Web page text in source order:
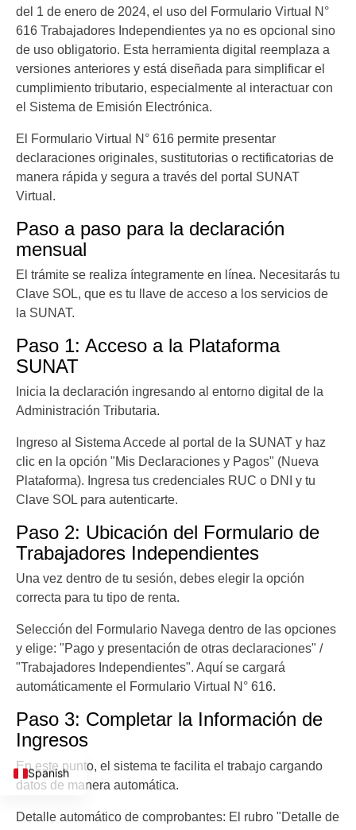
del 1 de enero de 2024, el uso del Formulario Virtual N°
616 Trabajadores Independientes ya no es opcional sino
de uso obligatorio. Esta herramienta digital reemplaza a
versiones anteriores y está diseñada para simplificar el
cumplimiento tributario, especialmente al interactuar con
el Sistema de Emisión Electrónica.
El Formulario Virtual N° 616 permite presentar
declaraciones originales, sustitutorias o rectificatorias de
manera rápida y segura a través del portal SUNAT
Virtual.
Paso a paso para la declaración
mensual
El trámite se realiza íntegramente en línea. Necesitarás tu
Clave SOL, que es tu llave de acceso a los servicios de
la SUNAT.
Paso 1: Acceso a la Plataforma
SUNAT
Inicia la declaración ingresando al entorno digital de la
Administración Tributaria.
Ingreso al Sistema Accede al portal de la SUNAT y haz
clic en la opción "Mis Declaraciones y Pagos" (Nueva
Plataforma). Ingresa tus credenciales RUC o DNI y tu
Clave SOL para autenticarte.
Paso 2: Ubicación del Formulario de
Trabajadores Independientes
Una vez dentro de tu sesión, debes elegir la opción
correcta para tu tipo de renta.
Selección del Formulario Navega dentro de las opciones
y elige: "Pago y presentación de otras declaraciones" /
"Trabajadores Independientes". Aquí se cargará
automáticamente el Formulario Virtual N° 616.
Paso 3: Completar la Información de
Ingresos
En este punto, el sistema te facilita el trabajo cargando
datos de manera automática.
Detalle automático de comprobantes: El rubro "Detalle de
Spanish
English